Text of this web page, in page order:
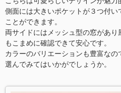
側面には大きいポケットが３つ付い
ことができます。
両サイドにはメッシュ型の窓があ
もこまめに確認できて安心です。
カラーのバリエーションも豊富な
選んでみてはいかがでしょうか。